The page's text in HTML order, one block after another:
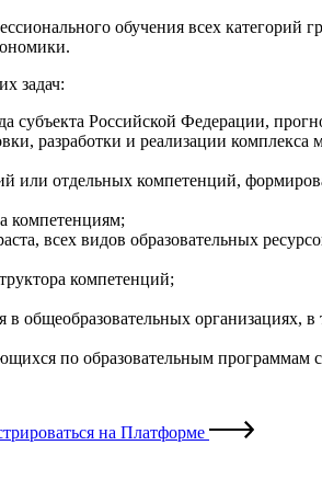
обучения всех категорий
задач:
Российской Федерации,
разработки и реализации
или отдельных компетенций,
компетенциям;
всех видов образовательных
компетенций;
общеобразовательных организациях,
по образовательным программам
на Платформе